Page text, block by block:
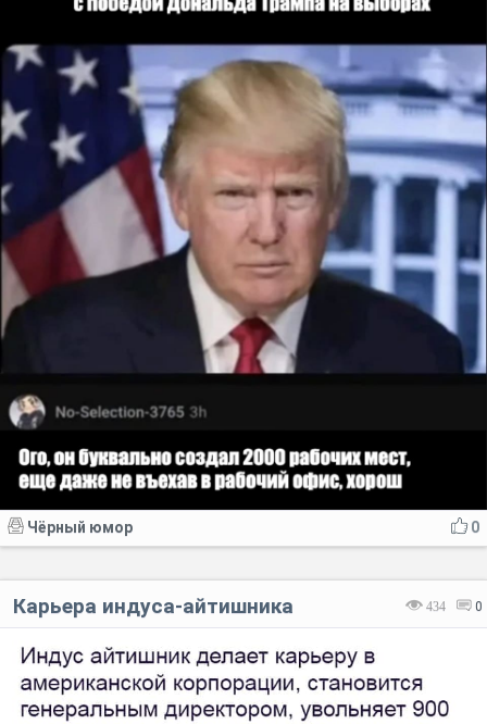
0
Чёрный юмор
434 0
Карьера индуса-айтишника